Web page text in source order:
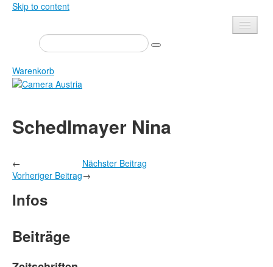
Skip to content
Presse
Veranstaltungen
Newsletter
Über uns
Shop
Warenkorb
Zeitschrift
Bücher
Camera Austria Preis
Schedlmayer Nina
←
Vorheriger Beitrag
Nächster Beitrag
→
Infos
Beiträge